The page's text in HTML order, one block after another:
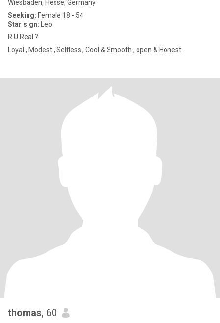
Wiesbaden, Hesse, Germany
Seeking: Female 18 - 54
Star sign: Leo
R U Real ?
Loyal , Modest , Selfless , Cool & Smooth , open & Honest
thomas, 60